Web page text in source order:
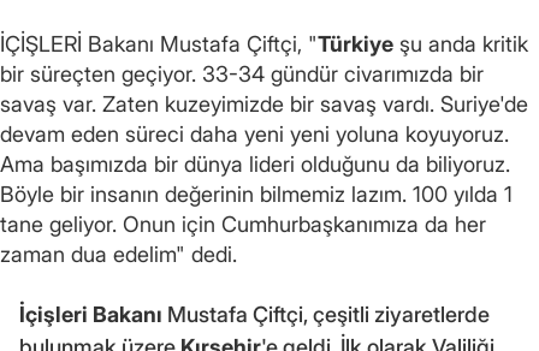
İÇİŞLERİ Bakanı Mustafa Çiftçi, "Türkiye şu anda kritik
bir süreçten geçiyor. 33-34 gündür civarımızda bir
savaş var. Zaten kuzeyimizde bir savaş vardı. Suriye'de
devam eden süreci daha yeni yeni yoluna koyuyoruz.
Ama başımızda bir dünya lideri olduğunu da biliyoruz.
Böyle bir insanın değerinin bilmemiz lazım. 100 yılda 1
tane geliyor. Onun için Cumhurbaşkanımıza da her
zaman dua edelim" dedi.
İçişleri Bakanı Mustafa Çiftçi, çeşitli ziyaretlerde